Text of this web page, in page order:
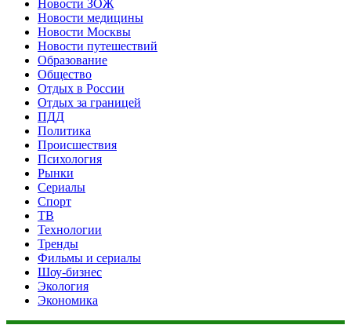
Новости ЗОЖ
Новости медицины
Новости Москвы
Новости путешествий
Образование
Общество
Отдых в России
Отдых за границей
ПДД
Политика
Происшествия
Психология
Рынки
Сериалы
Спорт
ТВ
Технологии
Тренды
Фильмы и сериалы
Шоу-бизнес
Экология
Экономика